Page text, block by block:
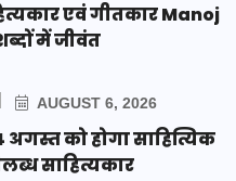
एवं गीतकार Manoj
में जीवंत
AUGUST 6, 2026
को होगा साहित्यिक
साहित्यकार